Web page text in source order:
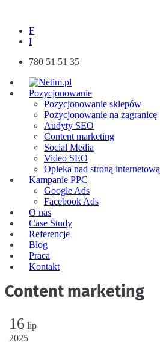
F
I
780 51 51 35
Pozycjonowanie
Pozycjonowanie sklepów
Pozycjonowanie na zagranicę
Audyty SEO
Content marketing
Social Media
Video SEO
Opieka nad stroną internetową
Kampanie PPC
Google Ads
Facebook Ads
O nas
Case Study
Referencje
Blog
Praca
Kontakt
Content marketing
16 lip
2025